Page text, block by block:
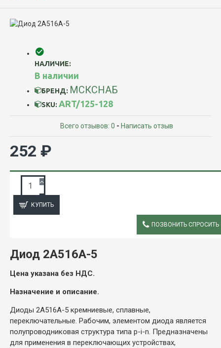
НАЛИЧИЕ:
В наличии
БРЕНД: МСКСНАБ
SKU: ART/125-128
Всего отзывов: 0 - Написать отзыв
252 ₽
КУПИТЬ
ПОЗВОНИТЬ СПРОСИТЬ
Диод 2А516А-5
Цена указана без НДС.
Назначение и описание.
Диоды 2А516А-5 кремниевые, сплавные,
переключательные. Рабочим, элементом диода является
полупроводниковая структура типа p-i-n. Предназначены
для применения в переключающих устройствах,